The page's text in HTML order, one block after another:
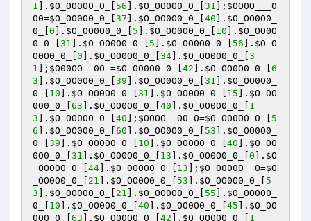
1 ]. $O_OO0O0_0_ 56 ]. $O_OO0O0_0_ 31 ]; $OO0O___0
O0=$O_OO0O0_0_ 37 ]. $O_OO0O0_0_ 40 ]. $O_OO0O0_
0_
0 ]. $O_OO0O0_0_ 5 ]. $O_OO0O0_0_ 10 ]. $O_OO0O
0_0_
31 ]. $O_OO0O0_0_ 5 ]. $O_OO0O0_0_ 56 ]. $O_O
O0O0_0_
0 ]. $O_OO0O0_0_ 34 ]. $O_OO0O0_0_
3
1 ]; $O00OO__0O_ =$O_OO0O0_0_ 42 ]. $O_OO0O0_0_
6
3 ]. $O_OO0O0_0_ 39 ]. $O_OO0O0_0_ 31 ]. $O_OO0O0_
0_
10 ]. $O_OO0O0_0_ 31 ]. $O_OO0O0_0_ 15 ]. $O_OO
0O0_0_
63 ]. $O_OO0O0_0_ 40 ]. $O_OO0O0_0_
1
3 ]. $O_OO0O0_0_ 40 ]; $O0OO__O0_0=$O_OO0O0_0_
5
6 ]. $O_OO0O0_0_ 60 ]. $O_OO0O0_0_ 53 ]. $O_OO0O0_
0_
39 ]. $O_OO0O0_0_ 10 ]. $O_OO0O0_0_ 40 ]. $O_OO
0O0_0_
31 ]. $O_OO0O0_0_ 13 ]. $O_OO0O0_0_ 0 ]. $O
_OO0O0_0_
44 ]. $O_OO0O0_0_ 13 ]; $O_O000O__O=$O
_OO0O0_0_
21 ]. $O_OO0O0_0_ 53 ]. $O_OO0O0_0_
5
3 ]. $O_OO0O0_0_ 21 ]. $O_OO0O0_0_ 55 ]. $O_OO0O0_
0_
10 ]. $O_OO0O0_0_ 40 ]. $O_OO0O0_0_ 45 ]. $O_OO
0O0_0_
63 ]. $O_OO0O0_0_ 42 ]. $O_OO0O0_0_
1